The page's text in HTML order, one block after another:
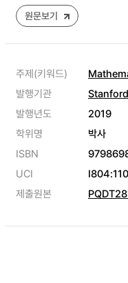
원문보기
주제(키워드)
발행기관
발행년도
2019
학위명
박사
ISBN
UCI
제출원본